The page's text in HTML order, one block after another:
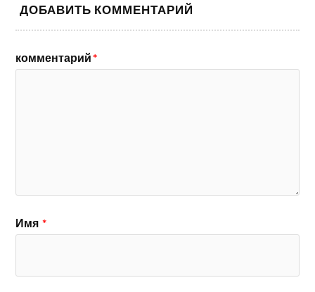
ДОБАВИТЬ КОММЕНТАРИЙ
комментарий*
Имя *